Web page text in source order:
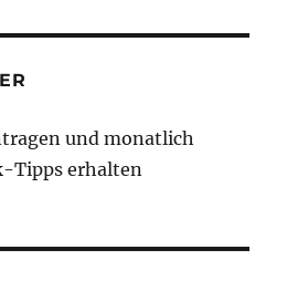
und monatlich
Tipps erhalten